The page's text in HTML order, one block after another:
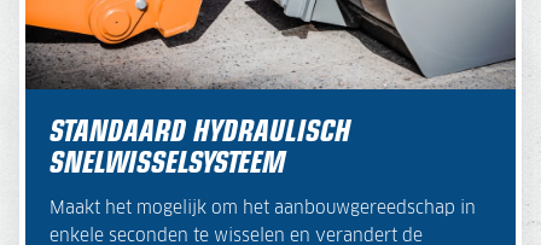
STANDAARD HYDRAULISCH
SNELWISSELSYSTEEM
Maakt het mogelijk om het aanbouwgereedschap in
enkele seconden te wisselen en verandert de